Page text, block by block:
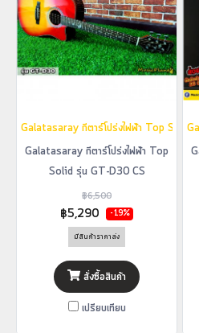
Galatasaray กีตาร์โปร่งไฟฟ้า Top Solid
Galatasaray กีตาร์โปร่งไฟฟ้า Top
Solid รุ่น GT-D30 CS
฿6,500
฿5,290 -19%
มีสินค้าราคาส่ง
สั่งซื้อสินค้า
เปรียบเทียบ